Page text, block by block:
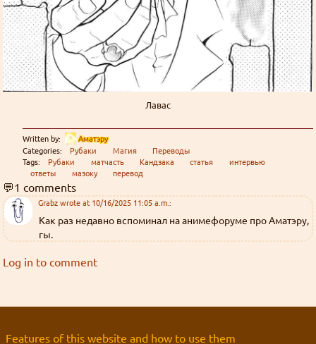
Лавас
Written by:
Аматэру
Categories:
Рубаки Магия
Переводы
Tags:
Рубаки матчасть Кандзака статья
интервью
ответы
мазоку перевод
💬1 comments
Grabzwrote at 10/16/2025 11:05 a.m.:
Как раз недавно вспоминал на анимефоруме про Аматэру,
гы.
Log in to comment
Features of this website and how to use them